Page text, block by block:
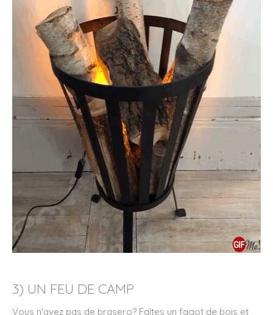
3) UN FEU DE CAMP
Vous n'avez pas de brasero? Faîtes un fagot de bois et